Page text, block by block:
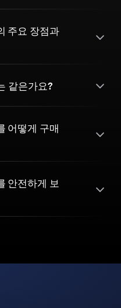
주요 장점과
같은가요?
어떻게 구매
안전하게 보